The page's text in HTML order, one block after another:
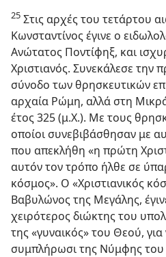
25 Στις αρχές του τετάρτου
Κωνσταντίνος έγινε ο
Ανώτατος Ποντίφηξ, και
Χριστιανός. Συνεκάλεσε την
σύνοδο των θρησκευτικών
αρχαία Ρώμη, αλλά στη
έτος 325 (μ.Χ.). Με τους
οποίοι συνεβιβάσθησαν με
που απεκλήθη «η πρώτη
αυτόν τον τρόπο ήλθε σε
κόσμος». Ο «Χριστιανικός
Βαβυλώνος της Μεγάλης,
χειρότερος διώκτης του
της «γυναικός» του Θεού,
συμπλήρωσι της Νύμφης του